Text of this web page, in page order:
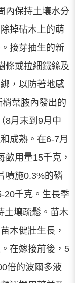
內保持土壤水分
掉砧木上的萌
接芽抽生的新
條或拉細鐵絲及
，以防著地感
葉腋內發出的
8月末到9月中
成熟。在6-7月
用量15千克，
噴施0.3%的磷
20千克。生長季
土壤疏鬆。苗木
木健壯生長，
在嫁接前後，5
倍的波爾多液